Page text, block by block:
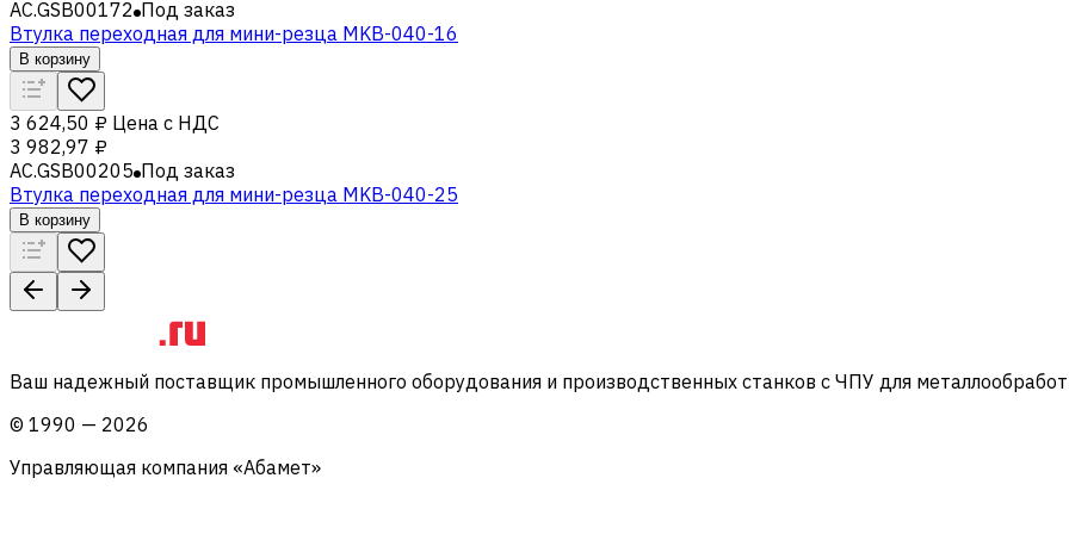
AC.GSB00172 Под заказ
Втулка переходная для мини-резца MKB-040-16
В корзину
3 624,50 ₽ Цена с НДС
3 982,97 ₽
AC.GSB00205 Под заказ
Втулка переходная для мини-резца MKB-040-25
В корзину
Ваш надежный поставщик промышленного оборудования и производственных станков с ЧПУ для
© 1990 — 2026
Управляющая компания «Абамет»